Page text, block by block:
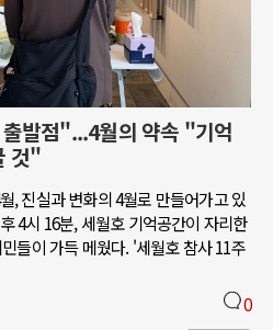
발점"...4월의 약속 "기억
것"
, 진실과 변화의 4월로 만들어가고 있
4시 16분, 세월호 기억공간이 자리한
들이 가득 메웠다. '세월호 참사 11주
0